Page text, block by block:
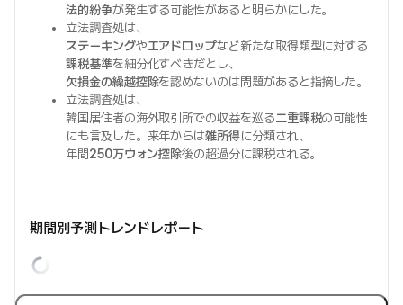
法的紛争が発生する可能性があると明らかにした。
立法調査処は、
ステーキングやエアドロップなど新たな取得類型に対する
課税基準を細分化すべきだとし、
欠損金の繰越控除を認めないのは問題があると指摘した。
立法調査処は、
韓国居住者の海外取引所での収益を巡る二重課税の可能性
にも言及した。来年からは雑所得に分類され、
年間250万ウォン控除後の超過分に課税される。
期間別予測トレンドレポート